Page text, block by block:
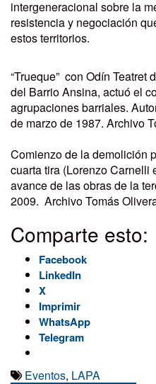
intergeneracional sobre la
resistencia y negociación
estos territorios.
“Trueque” con Odín Teatret
del Barrio Ansina, actuó el
agrupaciones barriales.
de marzo de 1987. Archivo
Comienzo de la demolición
cuarta tira (Lorenzo Carnelli
avance de las obras de la
2009. Archivo Tomás
Comparte esto:
Facebook
LinkedIn
X
Imprimir
WhatsApp
Telegram
Eventos, LAPA